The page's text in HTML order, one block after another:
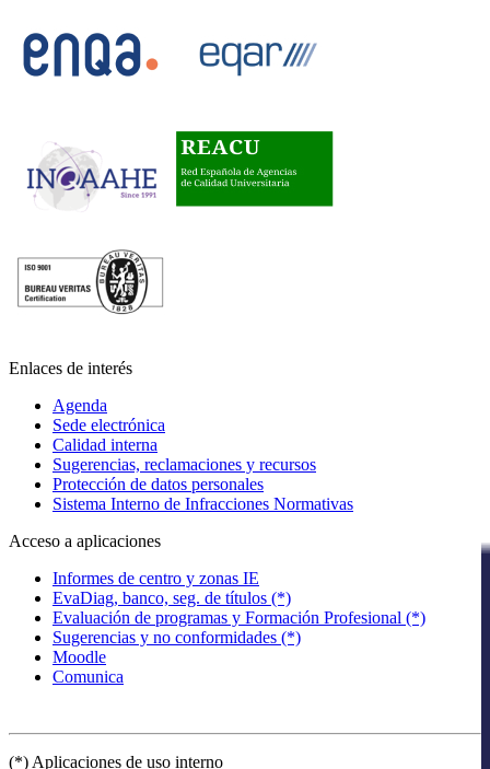
Enlaces de interés
Agenda
Sede electrónica
Calidad interna
Sugerencias, reclamaciones y recursos
Protección de datos personales
Sistema Interno de Infracciones Normativas
Acceso a aplicaciones
Informes de centro y zonas IE
EvaDiag, banco, seg. de títulos (*)
Evaluación de programas y Formación Profesional (*)
Sugerencias y no conformidades (*)
Moodle
Comunica
(*) Aplicaciones de uso interno